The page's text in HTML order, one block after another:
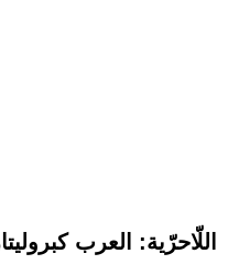
اللّاحرّية: العرب